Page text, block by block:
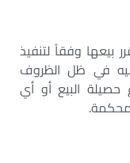
بيعها وفقاً لتنفيذ
في ظل الظروف
حصيلة البيع أو أي